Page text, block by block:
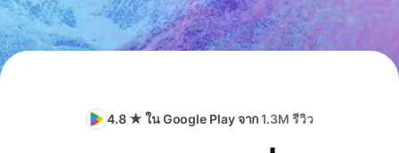
4.8 ★ ใน Google Play จาก1.3M รีวิว